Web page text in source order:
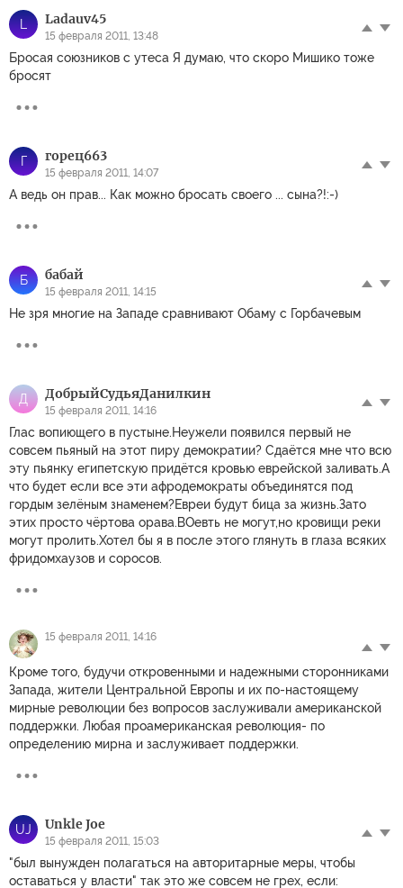
L Ladauv45
15 февраля 2011, 13:48
Бросая союзников с утеса Я думаю, что скоро Мишико тоже
бросят
Г горец663
15 февраля 2011, 14:07
А ведь он прав... Как можно бросать своего ... сына?!:-)
Б бабай
15 февраля 2011, 14:15
Не зря многие на Западе сравнивают Обаму с Горбачевым
Д ДобрыйСудьяДанилкин
15 февраля 2011, 14:16
Глас вопиющего в пустыне.Неужели появился первый не
совсем пьяный на этот пиру демократии? Сдаётся мне что всю
эту пьянку египетскую придётся кровью еврейской заливать.А
что будет если все эти афродемократы объединятся под
гордым зелёным знаменем?Евреи будут бица за жизнь.Зато
этих просто чёртова орава.ВОевть не могут,но кровищи реки
могут пролить.Хотел бы я в после этого глянуть в глаза всяких
фридомхаузов и соросов.
15 февраля 2011, 14:16
Кроме того, будучи откровенными и надежными сторонниками
Запада, жители Центральной Европы и их по-настоящему
мирные революции без вопросов заслуживали американской
поддержки. Любая проамериканская революция- по
определению мирна и заслуживает поддержки.
UJ Unkle Joe
15 февраля 2011, 15:03
"был вынужден полагаться на авторитарные меры, чтобы
оставаться у власти" так это же совсем не грех, если: